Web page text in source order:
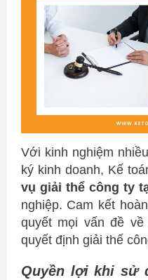
Với kinh nghiệm
ký kinh doanh, Kế
vụ giải thể công ty
nghiệp. Cam kết
quyết mọi vấn đề về
quyết định giải thế
Quyền lợi khi sử